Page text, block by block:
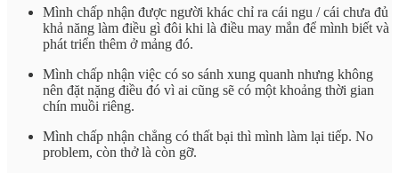
Mình chấp nhận được người khác chỉ ra cái ngu / cái chưa đủ
khả năng làm điều gì đôi khi là điều may mắn để mình biết và
phát triển thêm ở mảng đó.
Mình chấp nhận việc có so sánh xung quanh nhưng không
nên đặt nặng điều đó vì ai cũng sẽ có một khoảng thời gian
chín muồi riêng.
Mình chấp nhận chẳng có thất bại thì mình làm lại tiếp. No
problem, còn thở là còn gỡ.